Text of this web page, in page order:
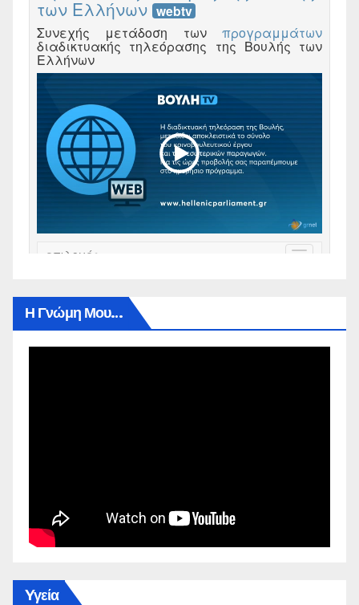
Η Γνώμη Μου…
Yγεία